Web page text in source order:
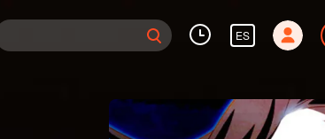
ES